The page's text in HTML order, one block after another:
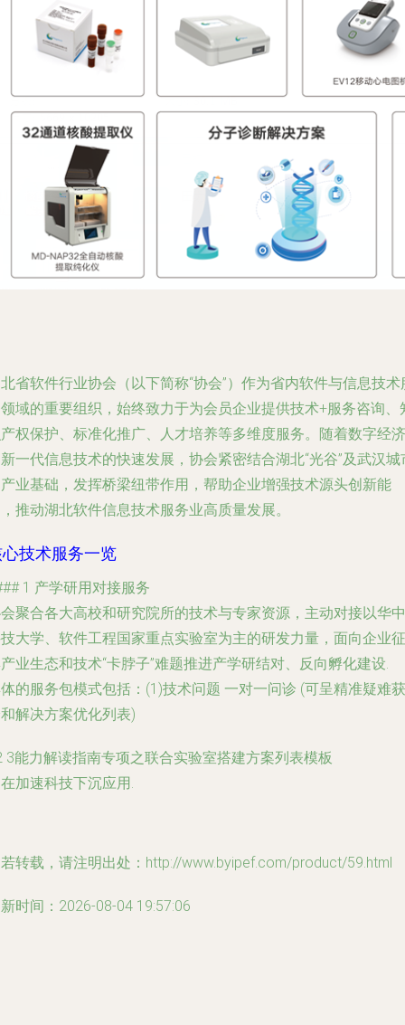
省软件行业协会（以下简称“协会”）作为省内软件与信息技术
域的重要组织，始终致力于为会员企业提供技术+服务咨询、
权保护、标准化推广、人才培养等多维度服务。随着数字经济
一代信息技术的快速发展，协会紧密结合湖北“光谷”及武汉城
业基础，发挥桥梁纽带作用，帮助企业增强技术源头创新能
推动湖北软件信息技术服务业高质量发展。
技术服务一览
1 产学研用对接服务
聚合各大高校和研究院所的技术与专家资源，主动对接以华中
大学、软件工程国家重点实验室为主的研发力量，面向企业征
业生态和技术“卡脖子”难题推进产学研结对、反向孵化建设.
的服务包模式包括：(1)技术问题 一对一问诊 (可呈精准疑难获
解决方案优化列表)
3能力解读指南专项之联合实验室搭建方案列表模板
加速科技下沉应用.
转载，请注明出处：http://www.byipef.com/product/59.html
时间：2026-08-04 19:57:06